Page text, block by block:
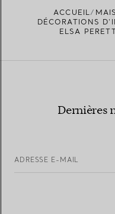
ACCUEIL
DÉCORATIONS
ELSA
Dernières
ADRESSE E-MAIL